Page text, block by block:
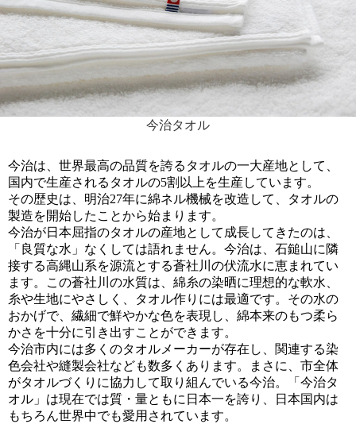
今治タオル
今治は、世界最高の品質を誇るタオルの一大産地として、
国内で生産されるタオルの5割以上を生産しています。
その歴史は、明治27年に綿ネル機械を改造して、タオルの
製造を開始したことから始まります。
今治が日本屈指のタオルの産地として成長してきたのは、
「良質な水」なくしては語れません。今治は、石鎚山に隣
接する高縄山系を源流とする蒼社川の伏流水に恵まれてい
ます。この蒼社川の水質は、綿糸の染晒に理想的な軟水、
糸や生地にやさしく、タオル作りには最適です。その水の
おかげで、繊細で鮮やかな色を表現し、綿本来のもつ柔ら
かさを十分に引き出すことができます。
今治市内には多くのタオルメーカーが存在し、関連する染
色会社や縫製会社なども数多くあります。まさに、市全体
がタオルづくりに協力して取り組んでいる今治。「今治タ
オル」は現在では質・量ともに日本一を誇り、日本国内は
もちろん世界中でも愛用されています。